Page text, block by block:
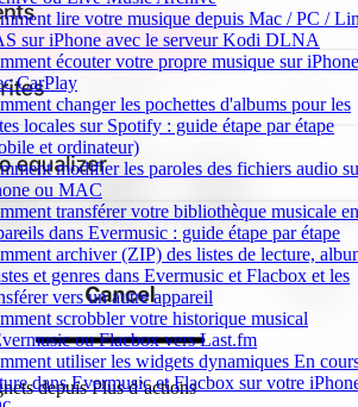
lire votre musique depuis Mac / PC /
sur iPhone avec le serveur Kodi DLNA
écouter votre propre musique sur iPhone
CarPlay
changer les pochettes d'albums pour les
locales sur Spotify : guide étape par étape
et ordinateur)
modifier les paroles des fichiers audio
ou MAC
transférer votre bibliothèque musicale
dans Evermusic : guide étape par étape
archiver (ZIP) des listes de lecture,
et genres dans Evermusic et Flacbox et les
vers un autre appareil
scrobbler votre historique musical
ou Flacbox vers Last.fm
utiliser les widgets dynamiques En
dans Evermusic et Flacbox sur votre
depuis Plus d’actions